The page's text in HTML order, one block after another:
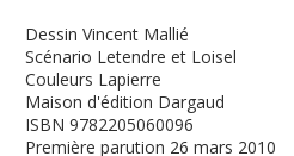
Dessin Vincent Mallié
Scénario Letendre et Loisel
Couleurs Lapierre
Maison d'édition Dargaud
ISBN 9782205060096
Première parution 26 mars 2010